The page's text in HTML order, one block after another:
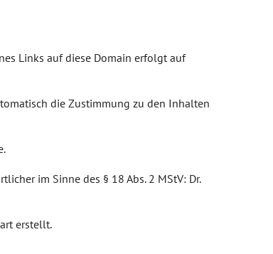
Links auf diese Domain erfolgt auf
die Zustimmung zu den Inhalten
im Sinne des § 18 Abs. 2 MStV: Dr.
erstellt.